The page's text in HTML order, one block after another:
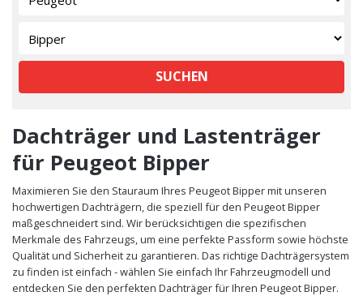
SUCHEN
Dachträger und Lastenträger
für Peugeot Bipper
Maximieren Sie den Stauraum Ihres Peugeot Bipper mit unseren
hochwertigen Dachträgern, die speziell für den Peugeot Bipper
maßgeschneidert sind. Wir berücksichtigen die spezifischen
Merkmale des Fahrzeugs, um eine perfekte Passform sowie höchste
Qualität und Sicherheit zu garantieren. Das richtige Dachträgersystem
zu finden ist einfach - wählen Sie einfach Ihr Fahrzeugmodell und
entdecken Sie den perfekten Dachträger für Ihren Peugeot Bipper.